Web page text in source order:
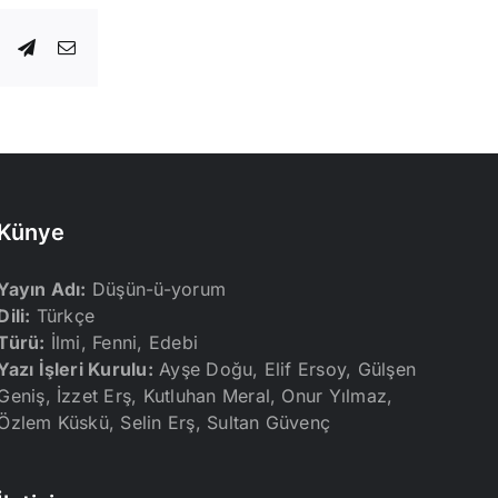
WhatsApp
Telegram
E-
Adı: Düşün-ü-yorum
Türkçe
İlmi, Fenni, Edebi
İşleri Kurulu: Ayşe Doğu, Elif Ersoy, Gülşen
İzzet Erş, Kutluhan Meral, Onur Yılmaz,
Küskü, Selin Erş, Sultan Güvenç